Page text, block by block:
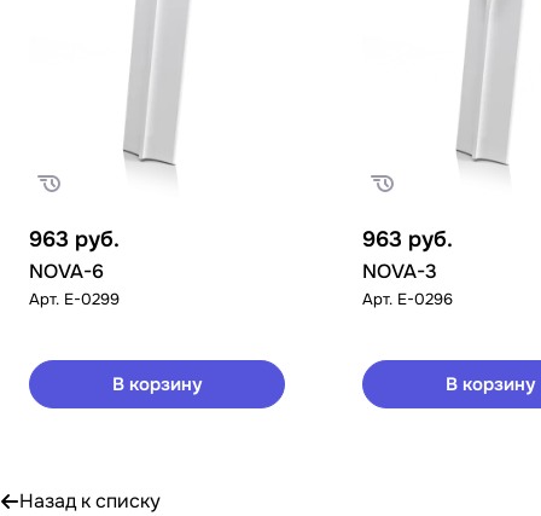
963 руб.
NOVA-6
Арт. E-0299
В корзину
963 руб.
NOVA-3
Арт. E-0296
В корзину
Назад к списку